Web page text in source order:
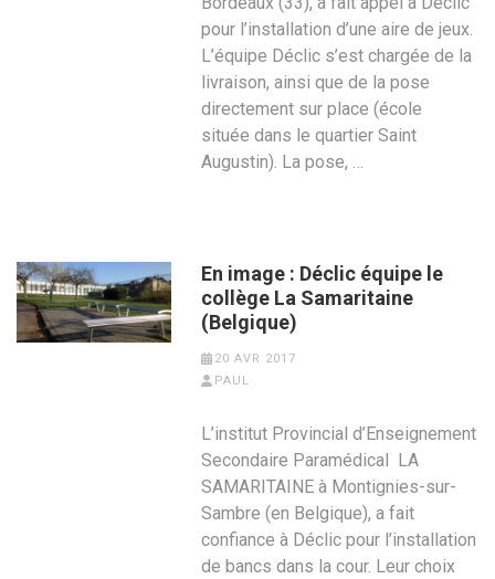
pour l’installation d’une aire de jeux.
L’équipe Déclic s’est chargée de la
livraison, ainsi que de la pose
directement sur place (école
située dans le quartier Saint
Augustin). La pose, …
En image : Déclic équipe le
collège La Samaritaine
(Belgique)
20 AVR 2017
PAUL
L’institut Provincial d’Enseignement
Secondaire Paramédical LA
SAMARITAINE à Montignies-sur-
Sambre (en Belgique), a fait
confiance à Déclic pour l’installation
de bancs dans la cour. Leur choix